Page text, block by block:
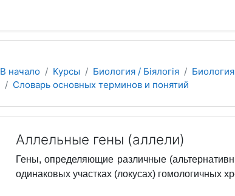
В начало Курсы Биология / Біялогія Биология
Словарь основных терминов и понятий
Аллельные гены (аллели)
Гены, определяющие различные
одинаковых участках (локусах) гомологичных